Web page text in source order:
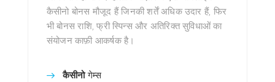
कैसीनो बोनस मौजूद हैं जिनकी शर्तें अधिक उदार हैं, फिर
भी बोनस राशि, फ्री स्पिन्स और अतिरिक्त सुविधाओं का
संयोजन काफ़ी आकर्षक है।
कैसीनोगेम्स